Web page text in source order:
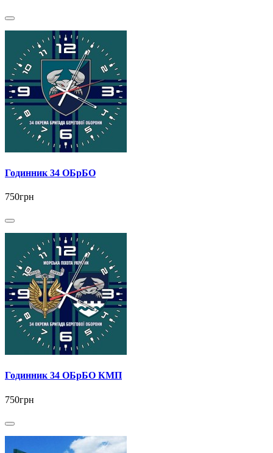
Годинник 34 ОБрБО
750грн
Годинник 34 ОБрБО КМП
750грн